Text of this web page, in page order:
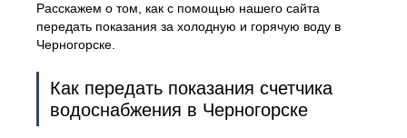
Расскажем о том, как с помощью нашего сайта
передать показания за холодную и горячую воду в
Черногорске.
Как передать показания счетчика
водоснабжения в Черногорске